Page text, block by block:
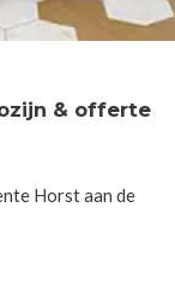
& offerte
Horst aan de